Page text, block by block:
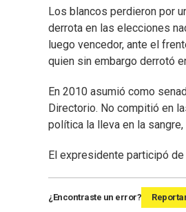
Los blancos perdieron por
derrota en las elecciones
luego vencedor, ante el
quien sin embargo derrotó
En 2010 asumió como
Directorio. No compitió en
política la lleva en la
El expresidente participó
¿Encontraste un error?